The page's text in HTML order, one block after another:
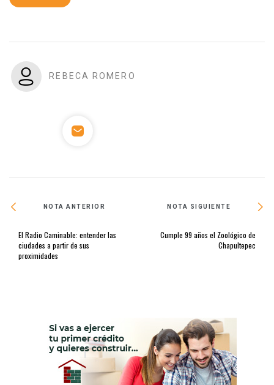
REBECA ROMERO
NOTA ANTERIOR
El Radio Caminable: entender las
ciudades a partir de sus
proximidades
NOTA SIGUIENTE
Cumple 99 años el Zoológico de
Chapultepec